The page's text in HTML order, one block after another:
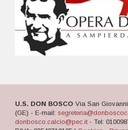
U.S. DON BOSCO Via San
(GE) - E-mail:
donbosco.calcio@pec.it- Tel: